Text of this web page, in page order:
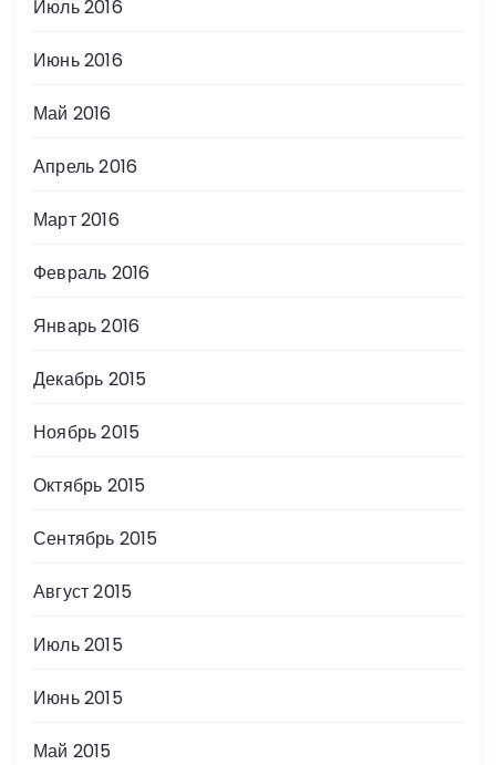
Июль 2016
Июнь 2016
Май 2016
Апрель 2016
Март 2016
Февраль 2016
Январь 2016
Декабрь 2015
Ноябрь 2015
Октябрь 2015
Сентябрь 2015
Август 2015
Июль 2015
Июнь 2015
Май 2015